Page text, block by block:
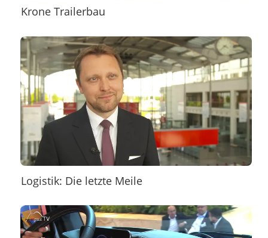
Krone Trailerbau
Logistik: Die letzte Meile